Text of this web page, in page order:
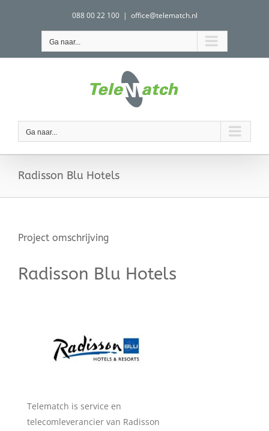
088 00 22 100 | office@telematch.nl
Ga naar...
Ga naar...
Radisson Blu Hotels
Project omschrijving
Radisson Blu Hotels
Telematch is service en
telecomleverancier van Radisson